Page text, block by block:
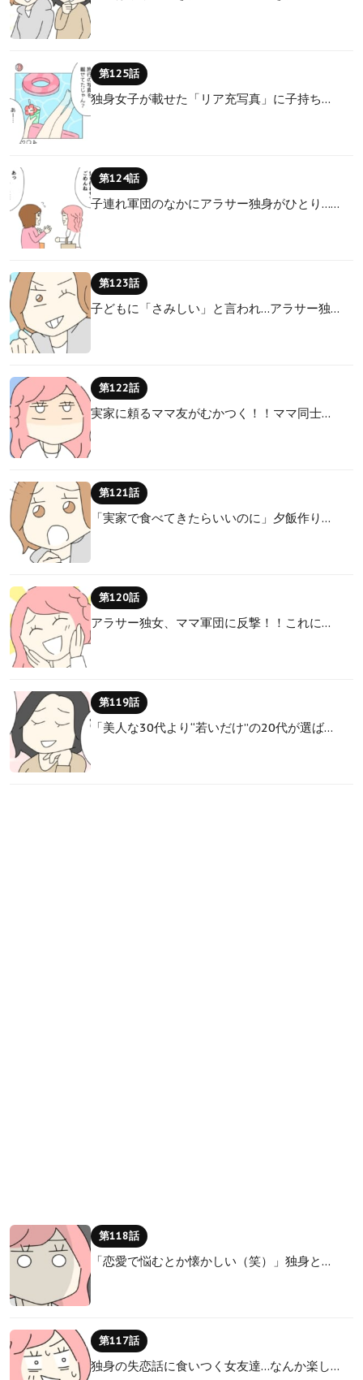
第125話
独身女子が載せた「リア充写真」に子持ち…
第124話
子連れ軍団のなかにアラサー独身がひとり……
第123話
子どもに「さみしい」と言われ…アラサー独…
第122話
実家に頼るママ友がむかつく！！ママ同士…
第121話
「実家で食べてきたらいいのに」夕飯作り…
第120話
アラサー独女、ママ軍団に反撃！！これに…
第119話
「美人な30代より“若いだけ”の20代が選ば…
第118話
「恋愛で悩むとか懐かしい（笑）」独身と…
第117話
独身の失恋話に食いつく女友達…なんか楽し…